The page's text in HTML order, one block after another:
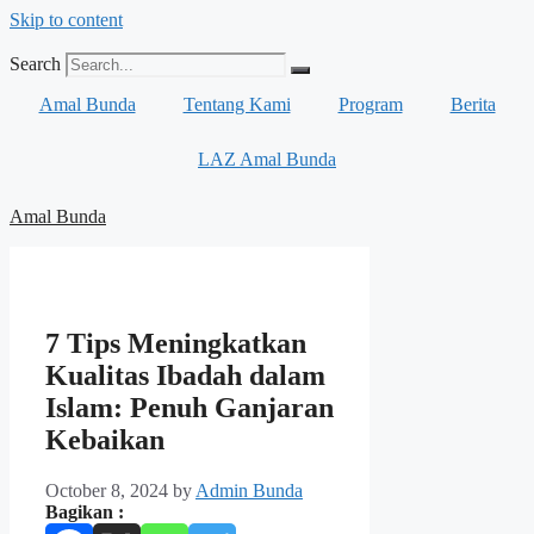
Skip to content
Search
Amal Bunda
Tentang Kami Program Berita
LAZ Amal Bunda
Amal Bunda
7 Tips Meningkatkan
Kualitas Ibadah dalam
Islam: Penuh Ganjaran
Kebaikan
October 8, 2024 by Admin Bunda
Bagikan :